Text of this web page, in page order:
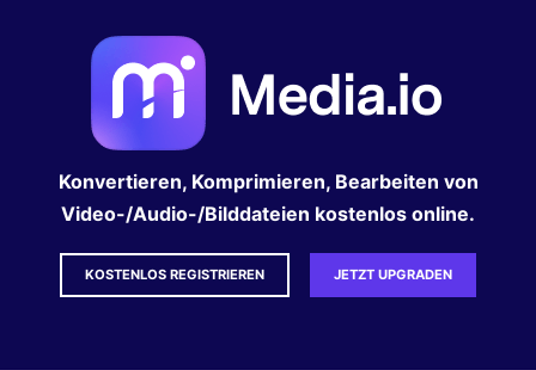
Konvertieren, Komprimieren, Bearbeiten von
Video-/Audio-/Bilddateien kostenlos online.
KOSTENLOS REGISTRIEREN JETZT UPGRADEN